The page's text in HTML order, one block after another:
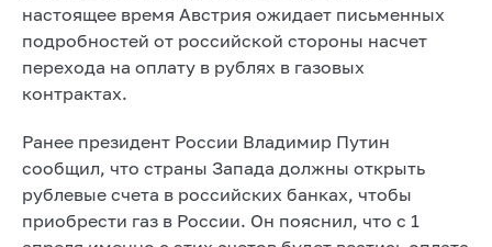
настоящее время Австрия ожидает письменных
подробностей от российской стороны насчет
перехода на оплату в рублях в газовых
контрактах.
Ранее президент России Владимир Путин
сообщил, что страны Запада должны открыть
рублевые счета в российских банках, чтобы
приобрести газ в России. Он пояснил, что с 1